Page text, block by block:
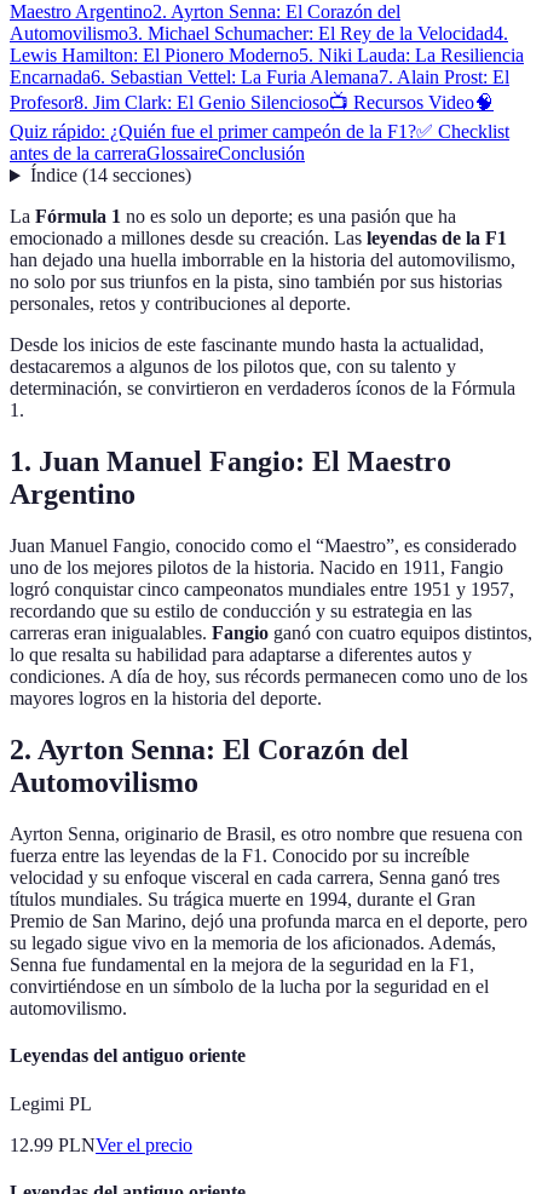
Maestro Argentino2. Ayrton Senna: El Corazón del
Automovilismo3. Michael Schumacher: El Rey de la Velocidad4.
Lewis Hamilton: El Pionero Moderno5. Niki Lauda: La Resiliencia
Encarnada6. Sebastian Vettel: La Furia Alemana7. Alain Prost: El
Profesor8. Jim Clark: El Genio Silencioso📺 Recursos Video🧠
Quiz rápido: ¿Quién fue el primer campeón de la F1?✅ Checklist
antes de la carreraGlossaireConclusión
Índice(14 secciones)
La Fórmula 1 no es solo un deporte; es una pasión que ha
emocionado a millones desde su creación. Las leyendas de la F1
han dejado una huella imborrable en la historia del automovilismo,
no solo por sus triunfos en la pista, sino también por sus historias
personales, retos y contribuciones al deporte.
Desde los inicios de este fascinante mundo hasta la actualidad,
destacaremos a algunos de los pilotos que, con su talento y
determinación, se convirtieron en verdaderos íconos de la Fórmula
1.
1. Juan Manuel Fangio: El Maestro
Argentino
Juan Manuel Fangio, conocido como el “Maestro”, es considerado
uno de los mejores pilotos de la historia. Nacido en 1911, Fangio
logró conquistar cinco campeonatos mundiales entre 1951 y 1957,
recordando que su estilo de conducción y su estrategia en las
carreras eran inigualables. Fangio ganó con cuatro equipos distintos,
lo que resalta su habilidad para adaptarse a diferentes autos y
condiciones. A día de hoy, sus récords permanecen como uno de los
mayores logros en la historia del deporte.
2. Ayrton Senna: El Corazón del
Automovilismo
Ayrton Senna, originario de Brasil, es otro nombre que resuena con
fuerza entre las leyendas de la F1. Conocido por su increíble
velocidad y su enfoque visceral en cada carrera, Senna ganó tres
títulos mundiales. Su trágica muerte en 1994, durante el Gran
Premio de San Marino, dejó una profunda marca en el deporte, pero
su legado sigue vivo en la memoria de los aficionados. Además,
Senna fue fundamental en la mejora de la seguridad en la F1,
convirtiéndose en un símbolo de la lucha por la seguridad en el
automovilismo.
Leyendas del antiguo oriente
Legimi PL
12.99 PLNVer el precio